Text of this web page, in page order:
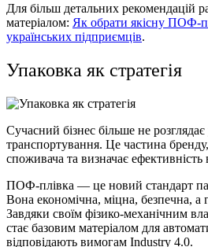
Для більш детальних рекомендацій
матеріалом: Як обрати якісну ПОФ-
українських підприємців.
Упаковка як стратегія
Сучасний бізнес більше не
транспортування. Це частина
споживача та визначає
ПОФ-плівка — це новий стандарт
Вона економічна, міцна, безпечна, а
Завдяки своїм фізико-механічним
стає базовим матеріалом для
відповідають вимогам Industry 4.0.